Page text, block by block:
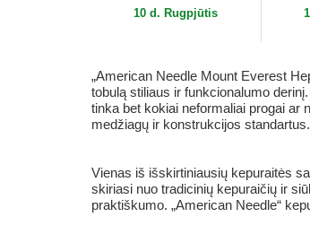
Yankees MLB...
10 d. Rugpjūtis
New
„American Needle Mount Everest
tobulą stiliaus ir funkcionalumo
tinka bet kokiai neformaliai progai ar
medžiagų ir konstrukcijos standartus.
Vienas iš išskirtiniausių kepuraitės
skiriasi nuo tradicinių kepuraičių ir
praktiškumo. „American Needle“